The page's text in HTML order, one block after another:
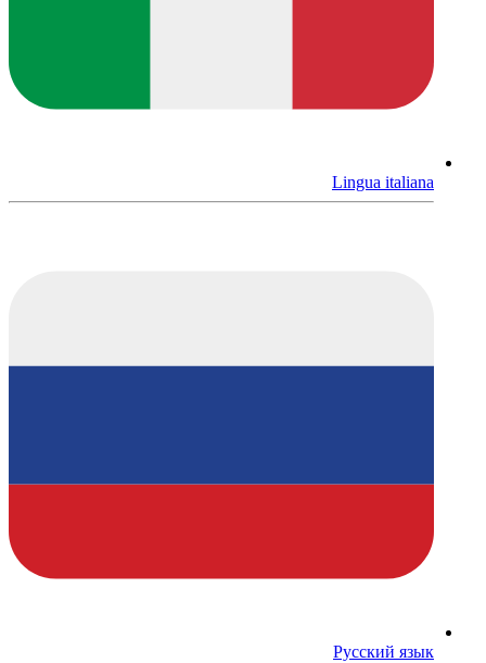
Lingua italiana
Русский язык